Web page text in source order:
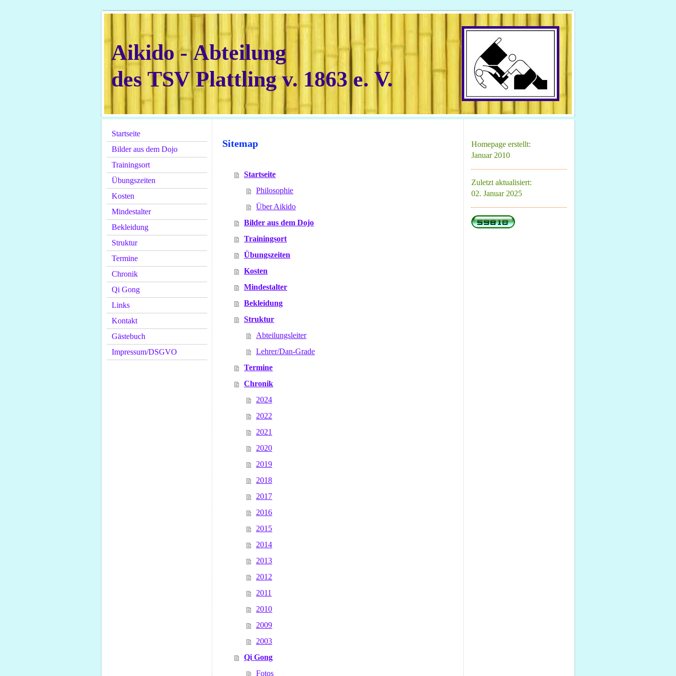
Aikido - Abteilung
des TSV Plattling v. 1863 e. V.
Startseite
Bilder aus dem Dojo
Trainingsort
Übungszeiten
Kosten
Mindestalter
Bekleidung
Struktur
Termine
Chronik
Qi Gong
Links
Kontakt
Gästebuch
Impressum/DSGVO
Sitemap
Startseite
Philosophie
Über Aikido
Bilder aus dem Dojo
Trainingsort
Übungszeiten
Kosten
Mindestalter
Bekleidung
Struktur
Abteilungsleiter
Lehrer/Dan-Grade
Termine
Chronik
2024
2022
2021
2020
2019
2018
2017
2016
2015
2014
2013
2012
2011
2010
2009
2003
Qi Gong
Fotos
Homepage erstellt:
Januar 2010
Zuletzt aktualisiert:
02. Januar 2025